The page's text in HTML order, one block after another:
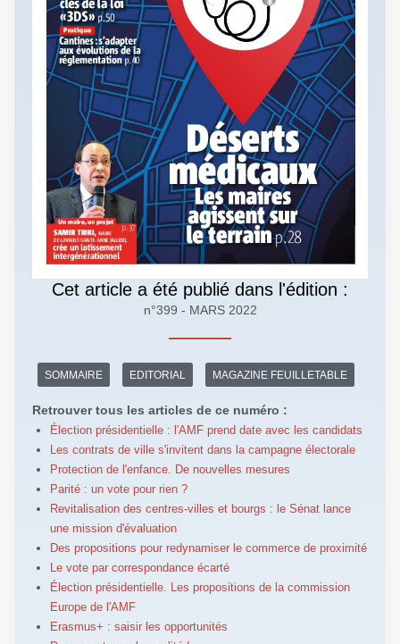
Cet article a été publié dans l'édition :
n°399 - MARS 2022
SOMMAIRE EDITORIAL MAGAZINE FEUILLETABLE
Retrouver tous les articles de ce numéro :
Élection présidentielle : l'AMF prend date avec les candidats
Les contrats de ville s'invitent dans la campagne électorale
Protection de l'enfance. De nouvelles mesures
Parité : un vote pour rien ?
Revitalisation des centres-villes et bourgs : le Sénat lance
une mission d'évaluation
Des propositions pour redynamiser le commerce de proximité
Le vote par correspondance écarté
Élection présidentielle. Les propositions de la commission
Europe de l'AMF
Erasmus+ : saisir les opportunités